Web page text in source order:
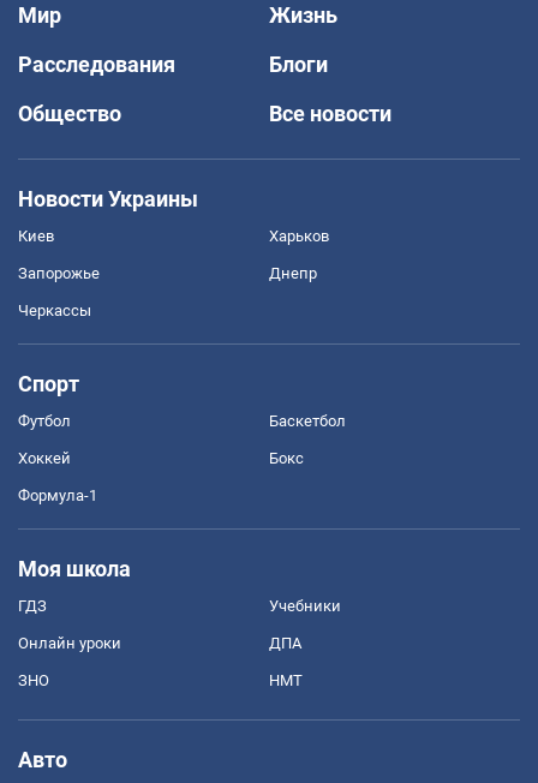
Мир
Жизнь
Расследования
Блоги
Общество
Все новости
Новости Украины
Киев Харьков
Запорожье Днепр
Черкассы
Спорт
Футбол Баскетбол
Хоккей Бокс
Формула-1
Моя школа
ГДЗ Учебники
Онлайн уроки ДПА
ЗНО НМТ
Авто